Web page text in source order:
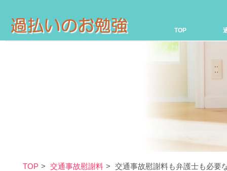
TOP
TOP 交通事故慰謝料 交通事故慰謝料も弁護士も必要